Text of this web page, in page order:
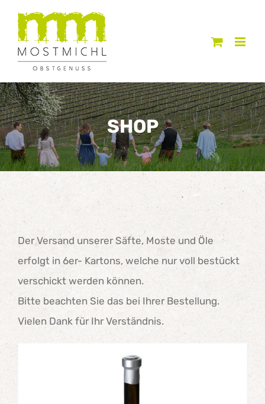
Zum
Inhalt
springen
SHOP
Der Versand unserer Säfte, Moste und Öle
erfolgt in 6er- Kartons, welche nur voll bestückt
verschickt werden können.
Bitte beachten Sie das bei Ihrer Bestellung.
Vielen Dank für Ihr Verständnis.